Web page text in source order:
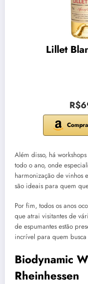
Lillet
Além disso, há
todo o ano, onde
harmonização de vinhos
são ideais para quem
Por fim, todos os anos
que atrai visitantes de
de espumantes estão
incrível para quem busca
Biodynamic
Rheinhessen